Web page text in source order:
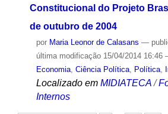
Constitucional do Projeto
de outubro de 2004
por Maria Leonor de Calasans —
última modificação15/04/2014 16:46
Economia, Ciência Política, Política,
Localizado em MIDIATECA /
Internos